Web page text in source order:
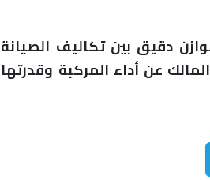
دقيق بين تكاليف الصيانة
عن أداء المركبة وقدرتها